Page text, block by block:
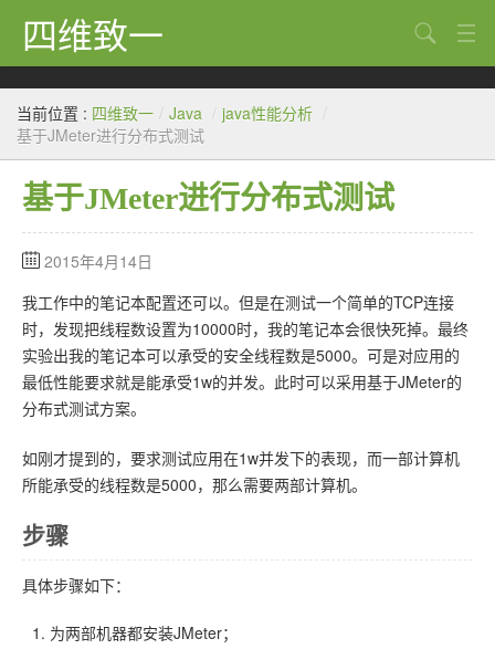
四维致一
Java
大数据
Python
GoLang
工程
Bug
Tricks
想法
搜索
当前位置 : 四维致一 / Java / java性能分析 /
基于JMeter进行分布式测试
基于JMeter进行分布式测试
2015年4月14日
我工作中的笔记本配置还可以。但是在测试一个简单的TCP连接
时，发现把线程数设置为10000时，我的笔记本会很快死掉。最终
实验出我的笔记本可以承受的安全线程数是5000。可是对应用的
最低性能要求就是能承受1w的并发。此时可以采用基于JMeter的
分布式测试方案。
如刚才提到的，要求测试应用在1w并发下的表现，而一部计算机
所能承受的线程数是5000，那么需要两部计算机。
步骤
具体步骤如下：
为两部机器都安装JMeter；